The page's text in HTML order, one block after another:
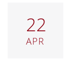
22
APR